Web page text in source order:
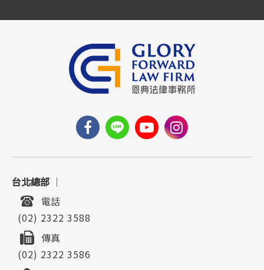
台北總部 ｜
電話
(02) 2322 3588
傳真
(02) 2322 3586